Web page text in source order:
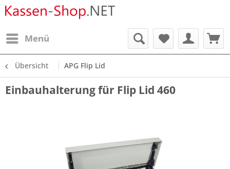
Menü
Übersicht APG Flip Lid
Einbauhalterung für Flip Lid 460